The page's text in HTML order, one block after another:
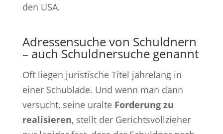
den USA.
Adressensuche von Schuldnern
– auch Schuldnersuche genannt
Oft liegen juristische Titel jahrelang in
einer Schublade. Und wenn man dann
versucht, seine uralte Forderung zu
realisieren, stellt der Gerichtsvollzieher